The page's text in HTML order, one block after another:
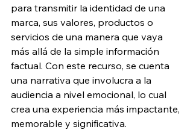
para transmitir la identidad de una
marca, sus valores, productos o
servicios de una manera que vaya
más allá de la simple información
factual. Con este recurso, se cuenta
una narrativa que involucra a la
audiencia a nivel emocional, lo cual
crea una experiencia más impactante,
memorable y significativa.